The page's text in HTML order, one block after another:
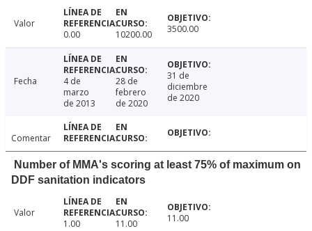
Valor
0.00
10200.00 3500.00
Fecha
4 de
marzo
de 2013
28 de
febrero
de 2020
31 de
diciembre
de 2020
Comentar
Number of MMA's scoring at least 75% of maximum on
DDF sanitation indicators
Valor
1.00
11.00 11.00